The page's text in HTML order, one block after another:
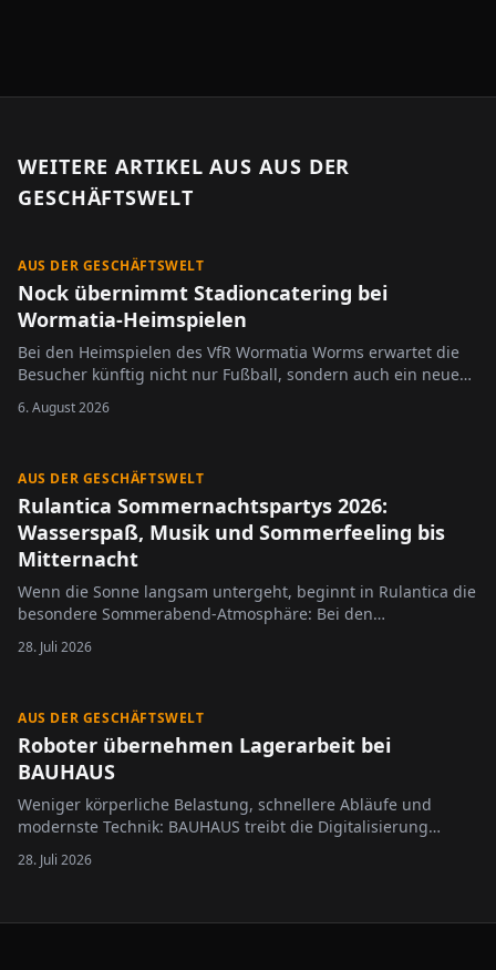
WEITERE ARTIKEL AUS AUS DER
GESCHÄFTSWELT
AUS DER GESCHÄFTSWELT
Nock übernimmt Stadioncatering bei
Wormatia-Heimspielen
Bei den Heimspielen des VfR Wormatia Worms erwartet die
Besucher künftig nicht nur Fußball, sondern auch ein neues
6. August 2026
AUS DER GESCHÄFTSWELT
Rulantica Sommernachtspartys 2026:
Wasserspaß, Musik und Sommerfeeling bis
Mitternacht
Wenn die Sonne langsam untergeht, beginnt in Rulantica die
besondere Sommerabend-Atmosphäre: Bei den
Sommernachtspartys 2026, präsentiert von HITRADIO OHR,
bleibt die Wasserwelt des Europa-Park an vier ausgewählten
28. Juli 2026
AUS DER GESCHÄFTSWELT
Roboter übernehmen Lagerarbeit bei
BAUHAUS
Weniger körperliche Belastung, schnellere Abläufe und
modernste Technik: BAUHAUS treibt die Digitalisierung
seiner Logistik weiter voran. Im Import- und Zentrallager in
Krefeld kommen künftig intelligente Roboter des
28. Juli 2026